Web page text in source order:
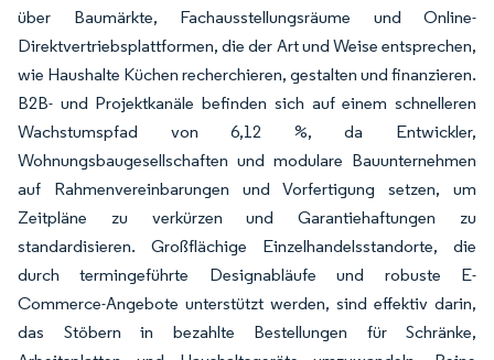
über Baumärkte, Fachausstellungsräume und Online-
Direktvertriebsplattformen, die der Art und Weise entsprechen,
wie Haushalte Küchen recherchieren, gestalten und finanzieren.
B2B- und Projektkanäle befinden sich auf einem schnelleren
Wachstumspfad von 6,12 %, da Entwickler,
Wohnungsbaugesellschaften und modulare Bauunternehmen
auf Rahmenvereinbarungen und Vorfertigung setzen, um
Zeitpläne zu verkürzen und Garantiehaftungen zu
standardisieren. Großflächige Einzelhandelsstandorte, die
durch termingeführte Designabläufe und robuste E-
Commerce-Angebote unterstützt werden, sind effektiv darin,
das Stöbern in bezahlte Bestellungen für Schränke,